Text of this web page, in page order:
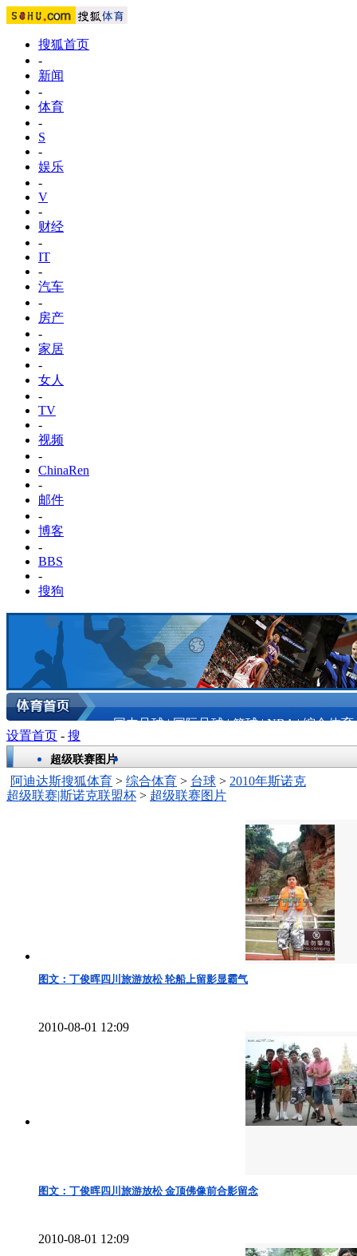
搜狐首页
-
新闻
-
体育
-
S
-
娱乐
-
V
-
财经
-
IT
-
汽车
-
房产
-
家居
-
女人
-
TV
-
视频
-
ChinaRen
-
邮件
-
博客
-
BBS
-
搜狗
国内足球|国际足球|篮球|NBA|综合体育
超级联赛图片
阿迪达斯搜狐体育 > 综合体育 > 台球 > 2010年斯诺克
超级联赛|斯诺克联盟杯 > 超级联赛图片
图文：丁俊晖四川旅游放松 轮船上留影显霸气
2010-08-01 12:09
图文：丁俊晖四川旅游放松 金顶佛像前合影留念
2010-08-01 12:09
设置首页 - 搜